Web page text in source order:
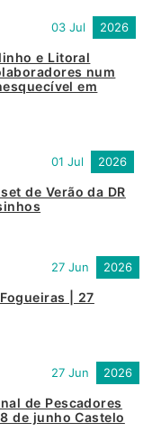
e Litoral
num
em
03 Jul 2026
de Verão da DR
01 Jul 2026
| 27
27 Jun 2026
de Pescadores
de junho Castelo
27 Jun 2026